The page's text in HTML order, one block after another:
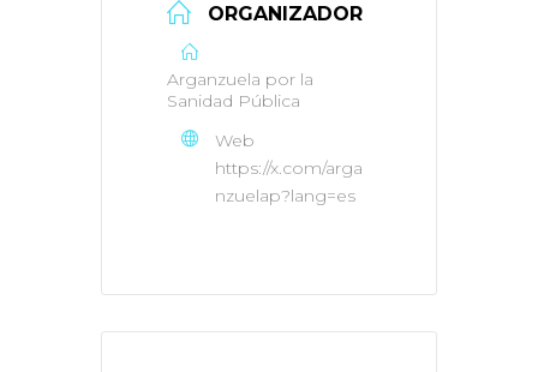
ORGANIZADOR
Arganzuela por la
Sanidad Pública
Web
https://x.com/arga
nzuelap?lang=es